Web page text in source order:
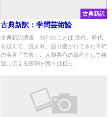
古典新訳
古典新訳：学問芸術論
古典新訳撰書 発刊のことば 世代、時代
を越えて、読まれ、語り継がれてきた不朽
の名著「古典」。人類共有の資産として後
世に伝える役割を我々は担っ...